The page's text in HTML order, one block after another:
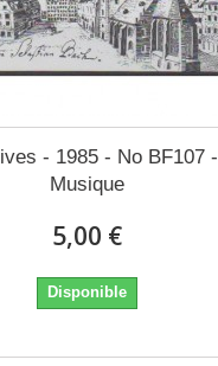
- 1985 - No BF107 -
Musique
5,00 €
Disponible